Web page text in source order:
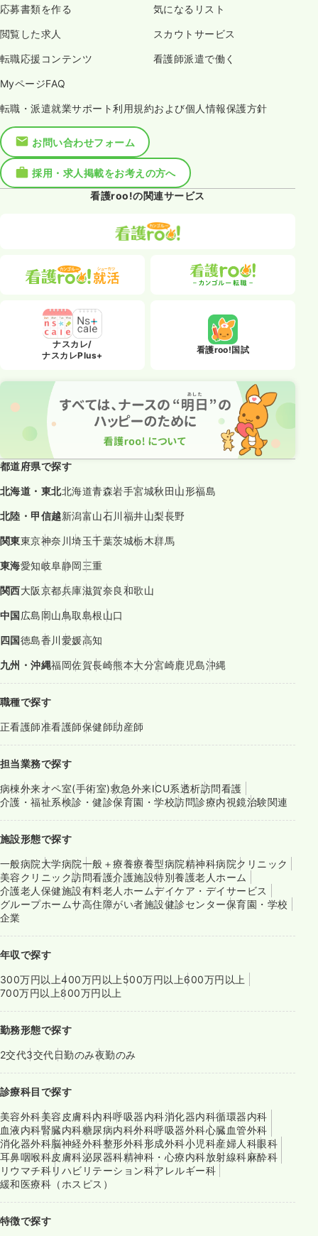
応募書類を作る 気になるリスト
閲覧した求人 スカウトサービス
転職応援コンテンツ 看護師派遣で働く
MyページFAQ
転職・派遣就業サポート利用規約および個人情報保護方針
お問い合わせフォーム
採用・求人掲載をお考えの方へ
看護roo!の関連サービス
ナスカレ/
ナスカレPlus+
看護roo!国試
都道府県で探す
北海道・東北北海道青森岩手宮城秋田山形福島
北陸・甲信越新潟富山石川福井山梨長野
関東東京神奈川埼玉千葉茨城栃木群馬
東海愛知岐阜静岡三重
関西大阪京都兵庫滋賀奈良和歌山
中国広島岡山鳥取島根山口
四国徳島香川愛媛高知
九州・沖縄福岡佐賀長崎熊本大分宮崎鹿児島沖縄
職種で探す
正看護師准看護師保健師助産師
担当業務で探す
病棟外来オペ室(手術室)救急外来ICU系透析訪問看護
介護・福祉系検診・健診保育園・学校訪問診療内視鏡治験関連
施設形態で探す
一般病院大学病院一般＋療養療養型病院精神科病院クリニック
美容クリニック訪問看護介護施設特別養護老人ホーム
介護老人保健施設有料老人ホームデイケア・デイサービス
グループホームサ高住障がい者施設健診センター保育園・学校
企業
年収で探す
300万円以上400万円以上 500万円以上600万円以上
700万円以上800万円以上
勤務形態で探す
2交代3交代日勤のみ夜勤のみ
診療科目で探す
美容外科美容皮膚科内科呼吸器内科消化器内科循環器内科
血液内科腎臓内科糖尿病内科外科呼吸器外科心臓血管外科
消化器外科脳神経外科整形外科形成外科小児科産婦人科眼科
耳鼻咽喉科皮膚科泌尿器科精神科・心療内科放射線科麻酔科
リウマチ科リハビリテーション科アレルギー科
緩和医療科（ホスピス）
特徴で探す